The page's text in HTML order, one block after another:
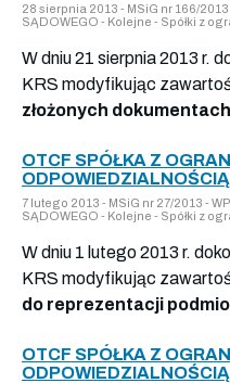
28 sierpnia 2013 - MSiG nr 166/
SĄDOWEGO - Kolejne - Spółki z
W dniu 21 sierpnia 2013 r.
KRS modyfikując
złożonych dokumentach
OTCF SPÓŁKA Z
7 lutego 2013 - MSiG nr 27/2013 -
SĄDOWEGO - Kolejne - Spółki z
W dniu 1 lutego 2013 r.
KRS modyfikując
do reprezentacji
OTCF SPÓŁKA Z